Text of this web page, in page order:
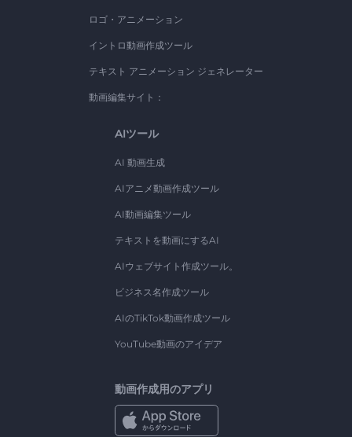
ロゴ・アニメーション
イントロ動画作成ツール
テキスト アニメーション ジェネレーター
動画編集サイト：
AIツール
AI 動画生成
AIアニメ動画作成ツール
AI動画編集ツール
テキストを動画にするAI
AIウェブサイト作成ツール。
ビジネス名作成ツール
AIのTikTok動画作成ツール
YouTube動画のアイデア
動画作成用のアプリ